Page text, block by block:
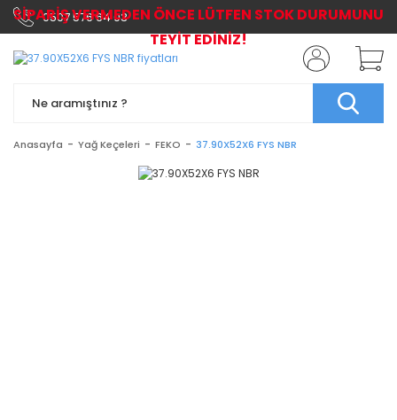
0507 576 64 03
Anasayfa Yağ Keçeleri FEKO 37.90X52X6 FYS NBR
SİPARİŞ VERMEDEN ÖNCE LÜTFEN STOK DURUMUNU
TEYİT EDİNİZ!